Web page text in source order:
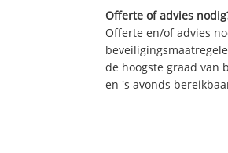
Offerte of advies
Offerte en/of advies
de hoogste graad van
en 's avonds